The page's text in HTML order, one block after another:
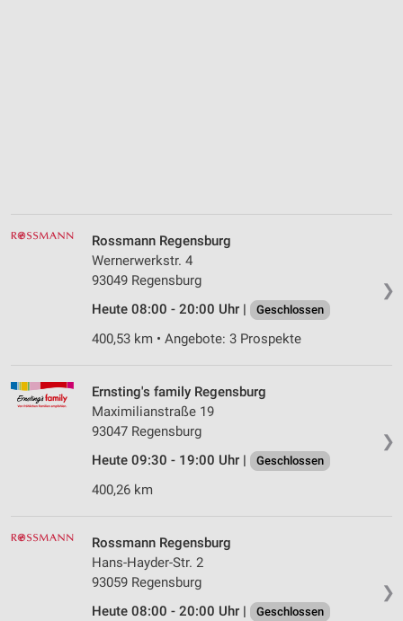
❯
Rossmann Regensburg
Wernerwerkstr. 4
93049 Regensburg
Heute 08:00 - 20:00 Uhr |
Geschlossen
400,53 km • Angebote: 3 Prospekte
❯
Ernsting's family Regensburg
Maximilianstraße 19
93047 Regensburg
Heute 09:30 - 19:00 Uhr |
Geschlossen
400,26 km
❯
Rossmann Regensburg
Hans-Hayder-Str. 2
93059 Regensburg
Heute 08:00 - 20:00 Uhr |
Geschlossen